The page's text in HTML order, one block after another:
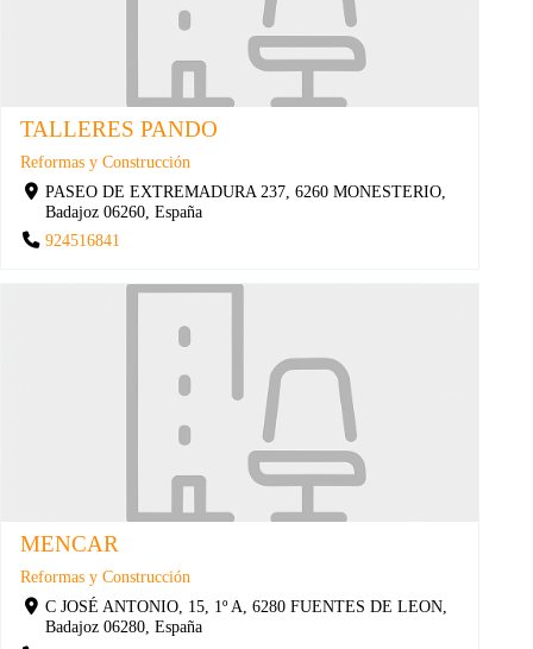
TALLERES PANDO
Reformas y Construcción
PASEO DE EXTREMADURA 237, 6260 MONESTERIO,
Badajoz 06260, España
924516841
MENCAR
Reformas y Construcción
C JOSÉ ANTONIO, 15, 1º A, 6280 FUENTES DE LEON,
Badajoz 06280, España